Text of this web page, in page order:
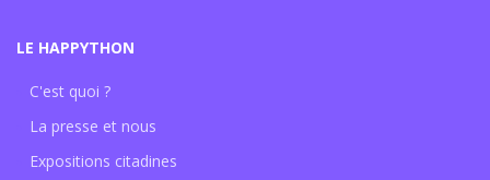
LE HAPPYTHON
C'est quoi ?
La presse et nous
Expositions citadines